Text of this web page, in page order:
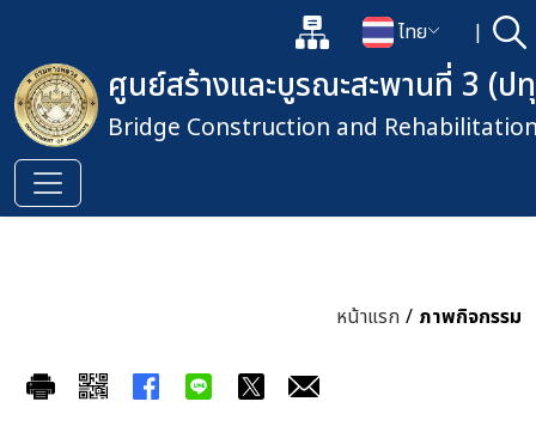
แผนผังเว็บไซต์
เปลี่ยนภาษา
ไทย | ค้
เปิดกล่องค้นหาข้อมูลหลักของเ
ศูนย์สร้างและบูรณะสะพานที่ 3 (ป
Bridge Construction and
หน้าแรก / ภาพกิจกรรม